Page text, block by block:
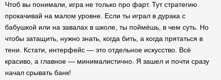
Чтоб вы понимали, игра не только про фарт. Тут стратегию
прокачивай на малом уровне. Если ты играл в дурака с
бабушкой или на завалах в школе, ты поймёшь, в чем суть. Но
чтобы затащить, нужно знать, когда бить, а когда прятаться в
тени. Кстати, интерфейс — это отдельное искусство. Всё
красиво, а главное — минималистично. Я зашел и почти сразу
начал срывать банк!